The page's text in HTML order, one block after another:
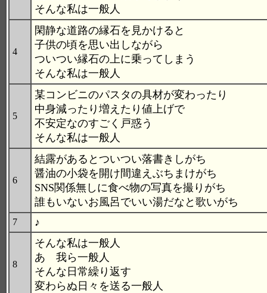
そんな私は一般人
4
閑静な道路の縁石を見かけると
子供の頃を思い出しながら
ついつい縁石の上に乗ってしまう
そんな私は一般人
5
某コンビニのパスタの具材が変わったり
中身減ったり増えたり値上げで
不安定なのすごく戸惑う
そんな私は一般人
6
結露があるとついつい落書きしがち
醤油の小袋を開け間違えぶちまけがち
SNS関係無しに食べ物の写真を撮りがち
誰もいないお風呂でいい湯だなと歌いがち
7 ♪
8
そんな私は一般人
あゝ我ら一般人
そんな日常繰り返す
変わらぬ日々を送る一般人